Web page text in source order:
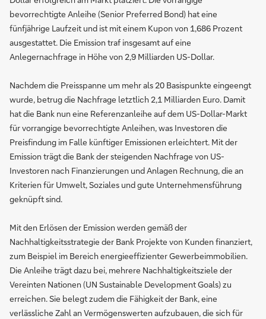
bevorrechtigte Anleihe (Senior Preferred Bond) hat eine
fünfjährige Laufzeit und ist mit einem Kupon von 1,686 Prozent
ausgestattet. Die Emission traf insgesamt auf eine
Anlegernachfrage in Höhe von 2,9 Milliarden US-Dollar.
Nachdem die Preisspanne um mehr als 20 Basispunkte eingeengt
wurde, betrug die Nachfrage letztlich 2,1 Milliarden Euro. Damit
hat die Bank nun eine Referenzanleihe auf dem US-Dollar-Markt
für vorrangige bevorrechtigte Anleihen, was Investoren die
Preisfindung im Falle künftiger Emissionen erleichtert. Mit der
Emission trägt die Bank der steigenden Nachfrage von US-
Investoren nach Finanzierungen und Anlagen Rechnung, die an
Kriterien für Umwelt, Soziales und gute Unternehmensführung
geknüpft sind.
Mit den Erlösen der Emission werden gemäß der
Nachhaltigkeitsstrategie der Bank Projekte von Kunden finanziert,
zum Beispiel im Bereich energieeffizienter Gewerbeimmobilien.
Die Anleihe trägt dazu bei, mehrere Nachhaltigkeitsziele der
Vereinten Nationen (UN Sustainable Development Goals) zu
erreichen. Sie belegt zudem die Fähigkeit der Bank, eine
verlässliche Zahl an Vermögenswerten aufzubauen, die sich für